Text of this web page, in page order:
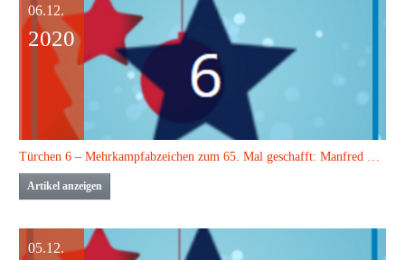
06.12.
2020
Artikel anzeigen
05.12.